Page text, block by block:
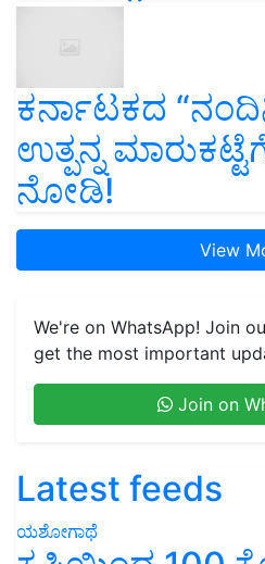
ಕರ್ನಾಟಕದ
ಉತ್ಪನ್ನ
ನೋಡಿ!
View
We're on WhatsApp! Join
get the most important
Join on
Latest feeds
ಯಶೋಗಾಥೆ